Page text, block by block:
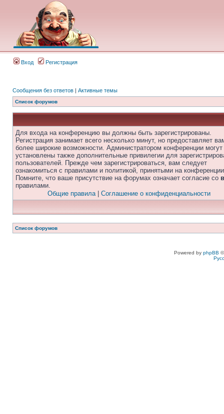
Вход Регистрация
Сообщения без ответов | Активные темы
Список форумов
Для входа на конференцию вы должны быть зарегистрированы.
Регистрация занимает всего несколько минут, но предоставляет
более широкие возможности. Администратором конференции
установлены также дополнительные привилегии для
пользователей. Прежде чем зарегистрироваться, вам следует
ознакомиться с правилами и политикой, принятыми на
Помните, что ваше присутствие на форумах означает согласие со
правилами.
Общие правила| Соглашение о конфиденциальности
Список форумов
Powered by phpBB